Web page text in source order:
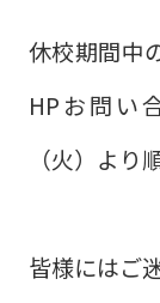
休校期間中
HPお問い
（火）より
皆様にはご